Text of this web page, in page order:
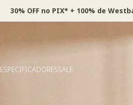
30% OFF no PIX* + 100% de
ESPECIFICADORESSALE